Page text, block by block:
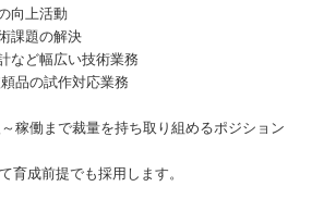
向上活動
課題の解決
など幅広い技術業務
の試作対応業務
稼働まで裁量を持ち取り組めるポジション
育成前提でも採用します。